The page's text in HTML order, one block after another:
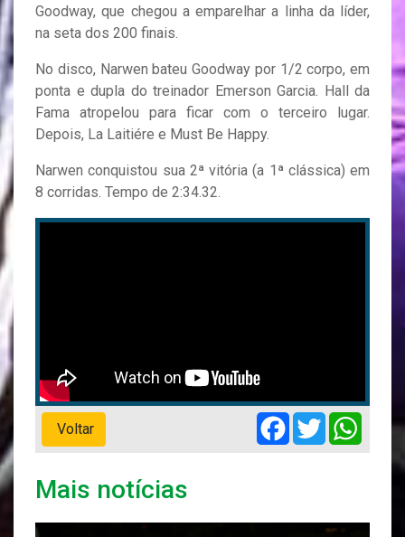
Goodway, que chegou a emparelhar a linha da líder,
na seta dos 200 finais.
No disco, Narwen bateu Goodway por 1/2 corpo, em
ponta e dupla do treinador Emerson Garcia. Hall da
Fama atropelou para ficar com o terceiro lugar.
Depois, La Laitiére e Must Be Happy.
Narwen conquistou sua 2ª vitória (a 1ª clássica) em
8 corridas. Tempo de 2:34.32.
Voltar
Facebook
Twitter
Mais notícias